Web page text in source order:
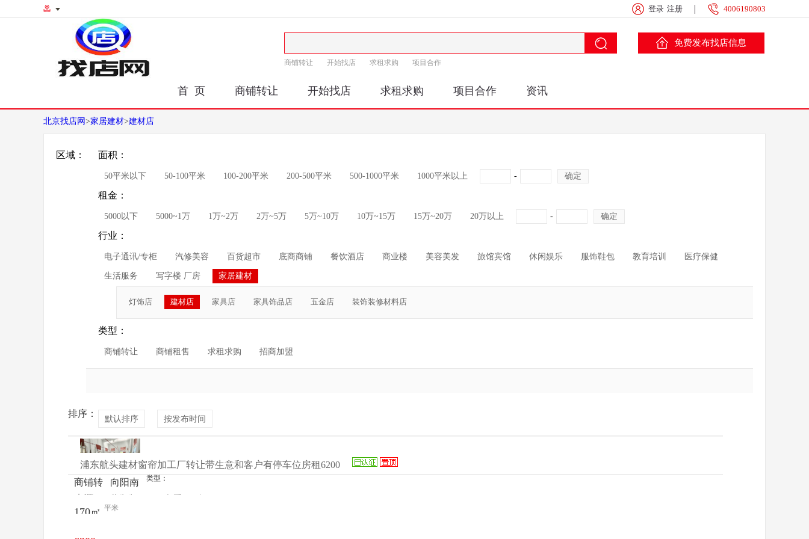
登录 注册 4006190803
商铺转让 开始找店 求租求购 项目合作
免费发布找店信息
首 页 商铺转让 开始找店 求租求购 项目合作 资讯
北京找店网 >家居建材>建材店
区域： 面积：
50平米以下 50-100平米 100-200平米 200-500平米 500-1000平米 1000平米以上 - 确定
租金：
5000以下 5000~1万 1万~2万 2万~5万 5万~10万 10万~15万 15万~20万 20万以上 - 确定
行业：
电子通讯/专柜 汽修美容 百货超市 底商商铺 餐饮酒店 商业楼 美容美发 旅馆宾馆 休闲娱乐 服饰鞋包 教育培训 医疗保健
生活服务 写字楼 厂房 家居建材
灯饰店 建材店 家具店 家具饰品店 五金店 装饰装修材料店
类型：
商铺转让 商铺租售 求租求购 招商加盟
排序：
默认排序 按发布时间
浦东航头建材窗帘加工厂转让带生意和客户有停车位房租6200
类型：
商铺转
向阳南
来源：
170㎡ 平米